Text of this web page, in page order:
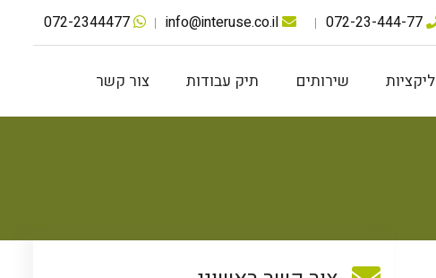
072-23-444-77
info@interuse.co.il
072-2344477
שירותים תיק עבודות צור קשר